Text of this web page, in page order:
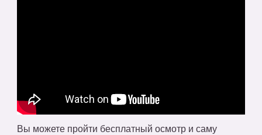
Вы можете пройти бесплатный осмотр и саму